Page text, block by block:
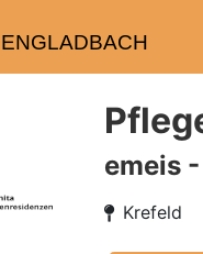
emeis
Krefeld